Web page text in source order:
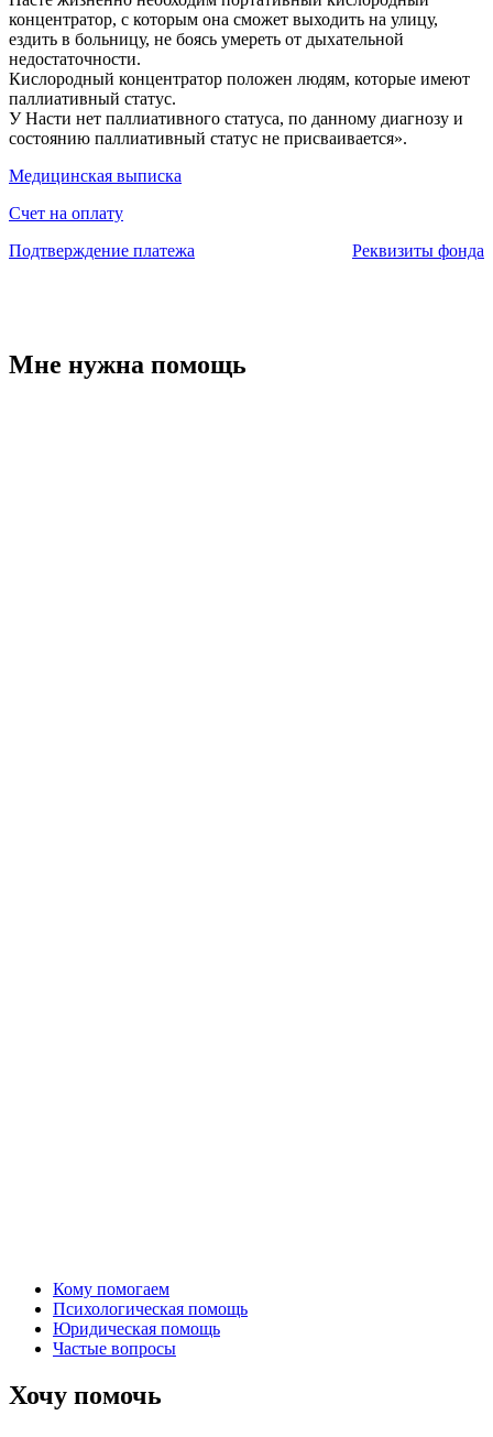
концентратор, с которым она сможет выходить на улицу,
ездить в больницу, не боясь умереть от дыхательной
недостаточности.
Кислородный концентратор положен людям, которые имеют
паллиативный статус.
У Насти нет паллиативного статуса, по данному диагнозу и
состоянию паллиативный статус не присваивается».
Медицинская выписка
Счет на оплату
Подтверждение платежа
Реквизиты фонда
Мне нужна помощь
Кому помогаем
Психологическая помощь
Юридическая помощь
Частые вопросы
Хочу помочь